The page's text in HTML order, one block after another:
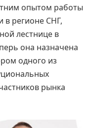
опытом работы
в регионе СНГ,
лестнице в
она назначена
одного из
рынка